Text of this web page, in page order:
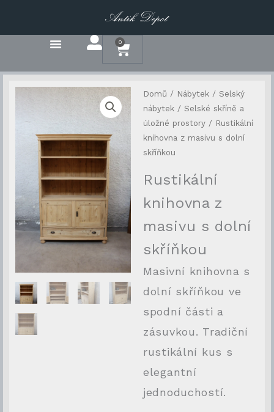
0
Cart
Domů / Nábytek / Selský
nábytek / Selské skříně a
úložné prostory / Rustikální
knihovna z masivu s dolní
skříňkou
Rustikální
knihovna z
masivu s dolní
skříňkou
Masivní knihovna s
dolní skříňkou ve
spodní části a
zásuvkou. Tradiční
rustikální kus s
elegantní
jednoduchostí.